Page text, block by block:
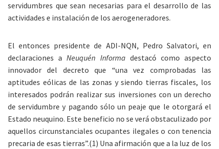
servidumbres que sean necesarias para el desarrollo de las
actividades e instalación de los aerogeneradores.
El entonces presidente de ADI-NQN, Pedro Salvatori, en
declaraciones aNeuquén Informa destacó como aspecto
innovador del decreto que “una vez comprobadas las
aptitudes eólicas de las zonas y siendo tierras fiscales, los
interesados podrán realizar sus inversiones con un derecho
de servidumbre y pagando sólo un peaje que le otorgará el
Estado neuquino. Este beneficio no se verá obstaculizado por
aquellos circunstanciales ocupantes ilegales o con tenencia
precaria de esas tierras”.(1) Una afirmación que a la luz de los